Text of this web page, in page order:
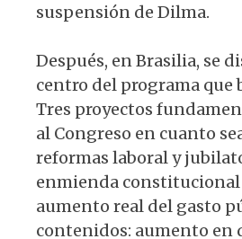
suspensión de Dilma.
Después, en Brasilia, se
centro del programa que
Tres proyectos
al Congreso en cuanto
refor­mas laboral y
enmienda
aumento real del gasto
contenidos: aumento en